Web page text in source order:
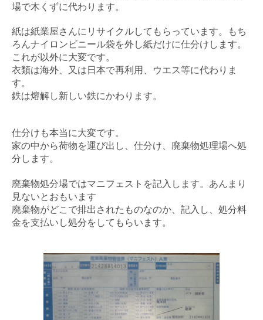
場で木くずに代わります。
紙は紙業屋さんにリサイクルしてもらっています。もち
ろんナイロンビニール袋を外し紙だけに仕分けします。
これが以外に大変です。
衣類は海外、又は日本で再利用、ウエス等に代わりま
す。
鉄は熔解し新しい鉄にかわります。
仕分けも本当に大変です。
家の中から荷物を運び出し、仕分け、廃棄物処理場へ処
分します。
廃棄物処分場ではマニフェストを記入します。あんまり
見ないとおもいます
廃棄物がどこで排出されたものなのか、記入し、処分料
金を支払いし処分をしてもらいます。